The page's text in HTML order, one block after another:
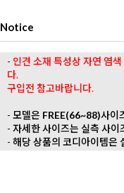
Notice
- 인견 소재 특성상 자연 염
다.
구입전 참고바랍니다.
- 모델은 FREE(66~88)사이
- 자세한 사이즈는 실측 사이
- 해당 상품의 코디아이템은